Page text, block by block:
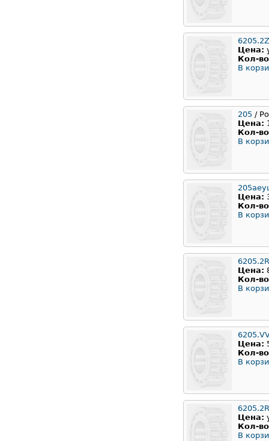
Цена:
Кол-
В
205 /
Цена:
Кол-
В
Цена:
Кол-
В
Цена:
Кол-
В
Цена:
Кол-
В
Цена:
Кол-
В